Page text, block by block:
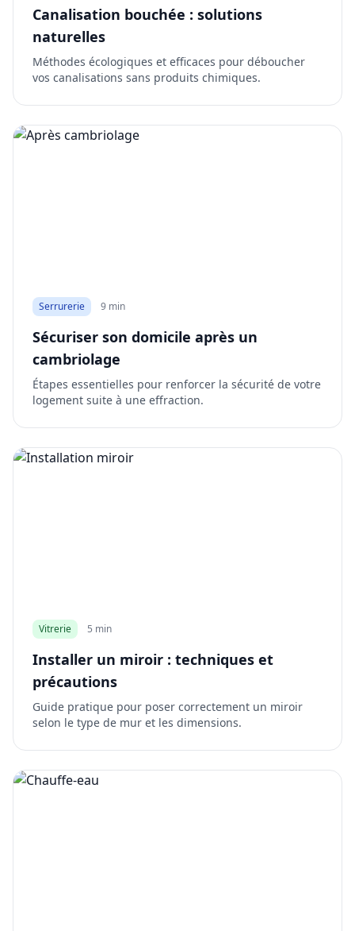
Canalisation bouchée : solutions
naturelles
Méthodes écologiques et efficaces pour déboucher
vos canalisations sans produits chimiques.
Serrurerie 9 min
Sécuriser son domicile après un
cambriolage
Étapes essentielles pour renforcer la sécurité de votre
logement suite à une effraction.
Vitrerie 5 min
Installer un miroir : techniques et
précautions
Guide pratique pour poser correctement un miroir
selon le type de mur et les dimensions.